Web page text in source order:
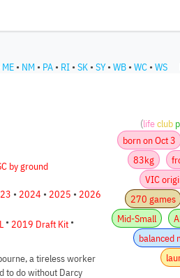
ME • NM • PA • RI • SK • SY• WB • WC • WS